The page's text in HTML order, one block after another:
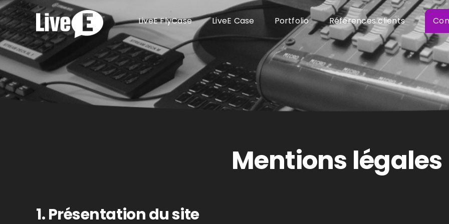
Passer
au
contenu
LiveE FlyCase LiveE Case Portfolio Références clients
Mentions légales
1. Présentation du site